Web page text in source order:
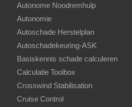
Autonome Noodremhulp
Autonomie
Autoschade Herstelplan
Autoschadekeuring-ASK
Basiskennis schade calculeren
Calculatie Toolbox
Crosswind Stabilisation
Cruise Control